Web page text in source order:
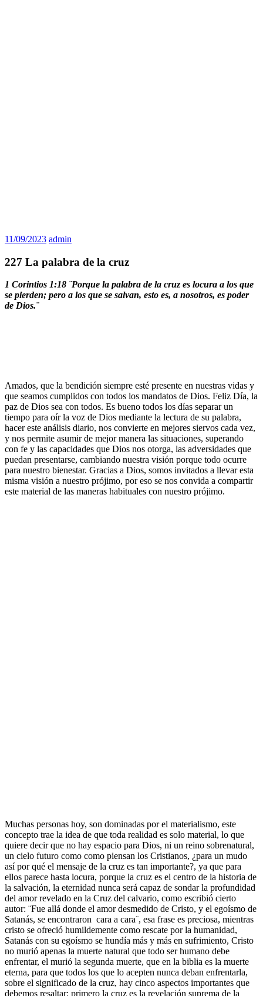
11/09/2023 admin
227 La palabra de la cruz
1 Corintios 1:18 ¨Porque la palabra de la cruz es locura a los que
se pierden; pero a los que se salvan, esto es, a nosotros, es poder
de Dios.¨
Amados, que la bendición siempre esté presente en nuestras vidas y
que seamos cumplidos con todos los mandatos de Dios. Feliz Día, la
paz de Dios sea con todos. Es bueno todos los días separar un
tiempo para oír la voz de Dios mediante la lectura de su palabra,
hacer este análisis diario, nos convierte en mejores siervos cada vez,
y nos permite asumir de mejor manera las situaciones, superando
con fe y las capacidades que Dios nos otorga, las adversidades que
puedan presentarse, cambiando nuestra visión porque todo ocurre
para nuestro bienestar. Gracias a Dios, somos invitados a llevar esta
misma visión a nuestro prójimo, por eso se nos convida a compartir
este material de las maneras habituales con nuestro prójimo.
Muchas personas hoy, son dominadas por el materialismo, este
concepto trae la idea de que toda realidad es solo material, lo que
quiere decir que no hay espacio para Dios, ni un reino sobrenatural,
un cielo futuro como como piensan los Cristianos, ¿para un mudo
así por qué el mensaje de la cruz es tan importante?, ya que para
ellos parece hasta locura, porque la cruz es el centro de la historia de
la salvación, la eternidad nunca será capaz de sondar la profundidad
del amor revelado en la Cruz del calvario, como escribió cierto
autor: ¨Fue allá donde el amor desmedido de Cristo, y el egoísmo de
Satanás, se encontraron cara a cara¨, esa frase es preciosa, mientras
cristo se ofreció humildemente como rescate por la humanidad,
Satanás con su egoísmo se hundía más y más en sufrimiento, Cristo
no murió apenas la muerte natural que todo ser humano debe
enfrentar, el murió la segunda muerte, que en la biblia es la muerte
eterna, para que todos los que lo acepten nunca deban enfrentarla,
sobre el significado de la cruz, hay cinco aspectos importantes que
debemos resaltar: primero la cruz es la revelación suprema de la